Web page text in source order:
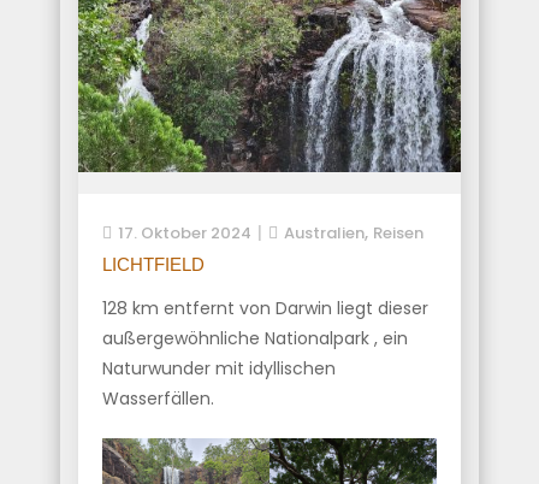
17. Oktober 2024 Australien, Reisen
LICHTFIELD
128 km entfernt von Darwin liegt dieser
außergewöhnliche Nationalpark , ein
Naturwunder mit idyllischen
Wasserfällen.